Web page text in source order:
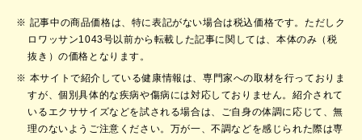
記事中の商品価格は、特に表記がない場合は税込価格です。ただしク
ロワッサン1043号以前から転載した記事に関しては、本体のみ（税
抜き）の価格となります。
本サイトで紹介している健康情報は、専門家への取材を行っておりま
すが、個別具体的な疾病や傷病には対応しておりません。紹介されて
いるエクササイズなどを試される場合は、ご自身の体調に応じて、無
理のないようご注意ください。万が一、不調などを感じられた際は専